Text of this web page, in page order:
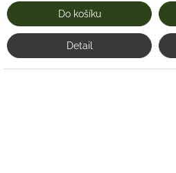
Do košíku
Detail